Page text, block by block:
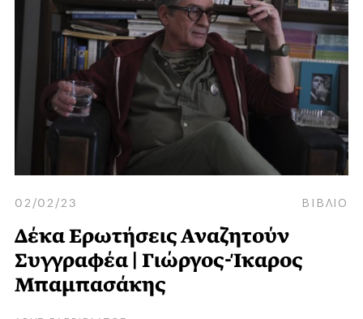
02/02/23 ΒΙΒΛΙΟ
Δέκα Ερωτήσεις Αναζητούν
Συγγραφέα | Γιώργος-Ίκαρος
Μπαμπασάκης